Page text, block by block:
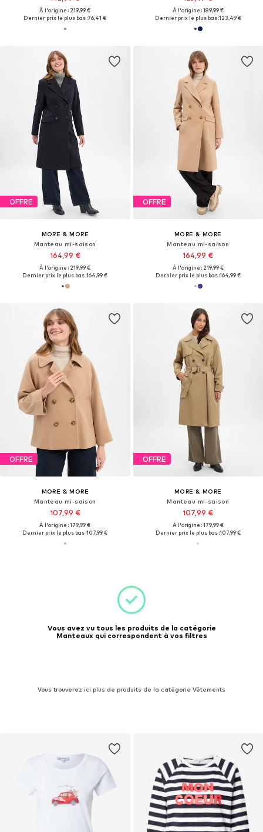
À l'origine : 219,99 €
Dernier prix le plus bas :76,41 €
À l'origine : 189,99 €
Dernier prix le plus bas :123,49 €
OFFRE
MORE & MORE
Manteau mi-saison
164,99 €
À l'origine : 219,99 €
Dernier prix le plus bas :164,99 €
OFFRE
MORE & MORE
Manteau mi-saison
164,99 €
À l'origine : 219,99 €
Dernier prix le plus bas :164,99 €
OFFRE
MORE & MORE
Manteau mi-saison
107,99 €
À l'origine : 179,99 €
Dernier prix le plus bas :107,99 €
OFFRE
MORE & MORE
Manteau mi-saison
107,99 €
À l'origine : 179,99 €
Dernier prix le plus bas :107,99 €
Vous avez vu tous les produits de la catégorie
Manteaux qui correspondent à vos filtres
Vous trouverez ici plus de produits de la catégorie Vêtements